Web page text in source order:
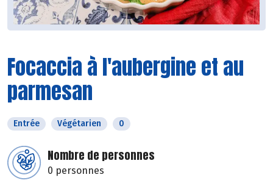
Focaccia à l'aubergine et au
parmesan
Entrée Végétarien 0
Nombre de personnes
0 personnes